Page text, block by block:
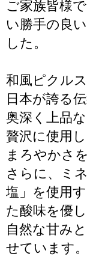
ご家族皆様
い勝手の良
した。
和風ピクル
日本が誇る
奥深く上品
贅沢に使用
まろやかさ
さらに、ミ
塩」を使用
た酸味を優
自然な甘み
せています。